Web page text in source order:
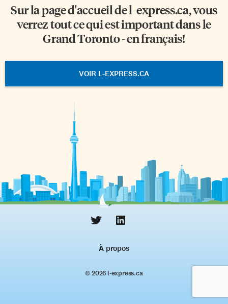
Sur la page d'accueil del-express.ca, vous
verrez tout ce qui est important dans le
Grand Toronto - en français!
VOIR L-EXPRESS.CA
À propos
© 2026 l‑express.ca